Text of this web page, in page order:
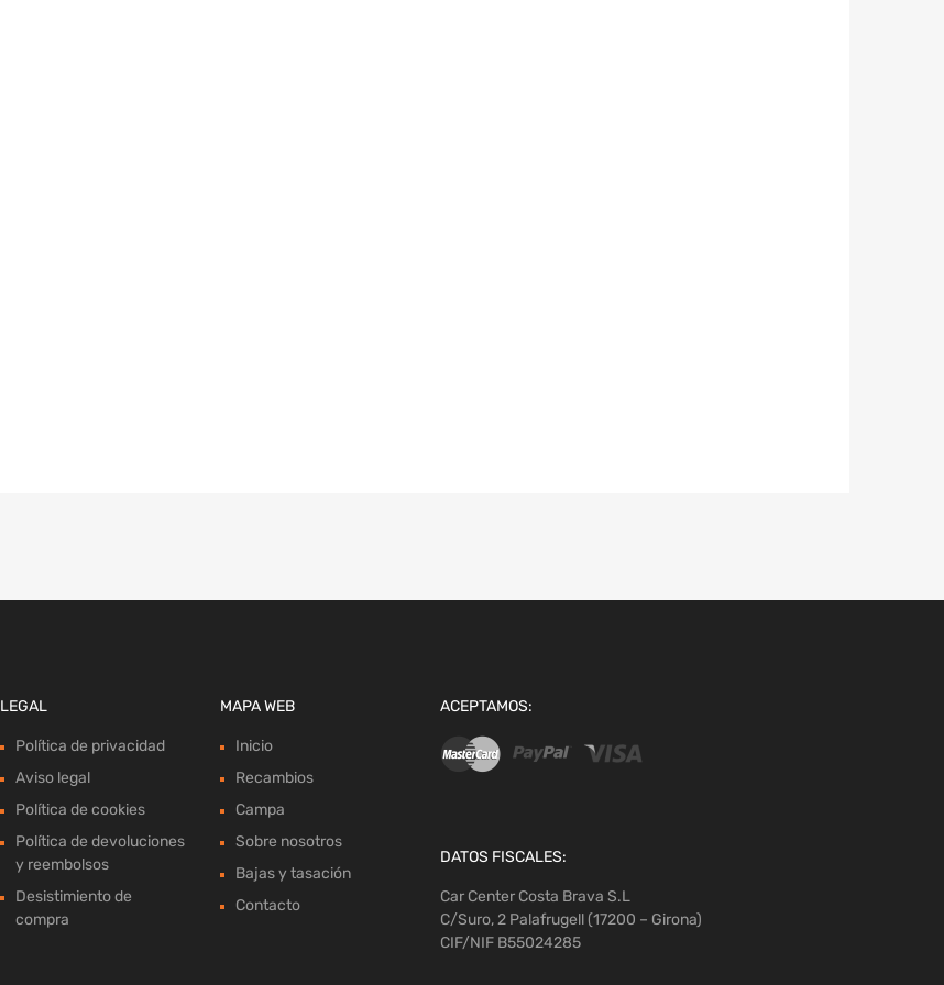
LEGAL
Política de privacidad
Aviso legal
Política de cookies
Política de devoluciones
y reembolsos
Desistimiento de
compra
MAPA WEB
Inicio
Recambios
Campa
Sobre nosotros
Bajas y tasación
Contacto
ACEPTAMOS:
DATOS FISCALES:
Car Center Costa Brava S.L
C/Suro, 2 Palafrugell (17200 – Girona)
CIF/NIF B55024285